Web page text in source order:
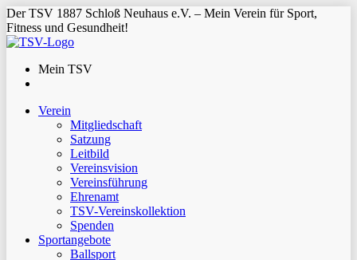
Der TSV 1887 Schloß Neuhaus e.V. – Mein Verein für Sport,
Fitness und Gesundheit!
Mein TSV
Verein
Mitgliedschaft
Satzung
Leitbild
Vereinsvision
Vereinsführung
Ehrenamt
TSV-Vereinskollektion
Spenden
Sportangebote
Ballsport